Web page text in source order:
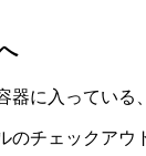
器に入ってい
のチェックア